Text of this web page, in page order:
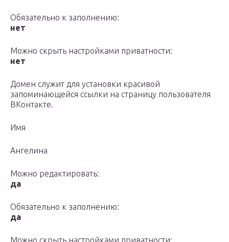
Обязательно к заполнению:
нет
Можно скрыть настройками приватности:
нет
Домен служит для установки красивой
запоминающейся ссылки на страницу пользователя
ВКонтакте.
Имя
Ангелина
Можно редактировать:
да
Обязательно к заполнению:
да
Можно скрыть настройками приватности: